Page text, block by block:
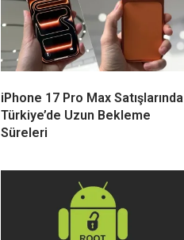
iPhone 17 Pro Max Satışlarında
Türkiye’de Uzun Bekleme
Süreleri